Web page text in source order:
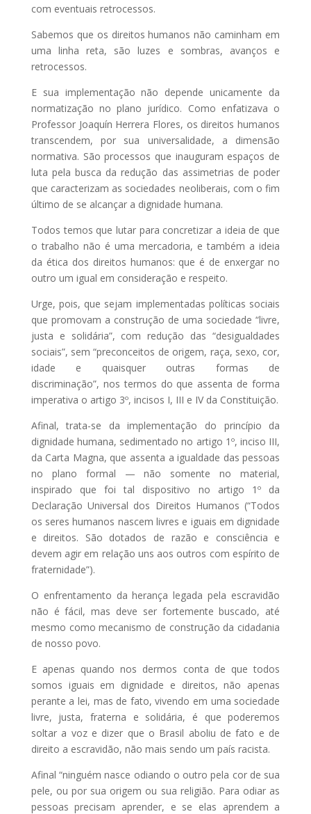
com eventuais retrocessos.
Sabemos que os direitos humanos não caminham em
uma linha reta, são luzes e sombras, avanços e
retrocessos.
E sua implementação não depende unicamente da
normatização no plano jurídico. Como enfatizava o
Professor Joaquín Herrera Flores, os direitos humanos
transcendem, por sua universalidade, a dimensão
normativa. São processos que inauguram espaços de
luta pela busca da redução das assimetrias de poder
que caracterizam as sociedades neoliberais, com o fim
último de se alcançar a dignidade humana.
Todos temos que lutar para concretizar a ideia de que
o trabalho não é uma mercadoria, e também a ideia
da ética dos direitos humanos: que é de enxergar no
outro um igual em consideração e respeito.
Urge, pois, que sejam implementadas políticas sociais
que promovam a construção de uma sociedade “livre,
justa e solidária”, com redução das “desigualdades
sociais”, sem “preconceitos de origem, raça, sexo, cor,
idade e quaisquer outras formas de
discriminação”, nos termos do que assenta de forma
imperativa o artigo 3º, incisos I, III e IV da Constituição.
Afinal, trata-se da implementação do princípio da
dignidade humana, sedimentado no artigo 1º, inciso III,
da Carta Magna, que assenta a igualdade das pessoas
no plano formal — não somente no material,
inspirado que foi tal dispositivo no artigo 1º da
Declaração Universal dos Direitos Humanos (“Todos
os seres humanos nascem livres e iguais em dignidade
e direitos. São dotados de razão e consciência e
devem agir em relação uns aos outros com espírito de
fraternidade”).
O enfrentamento da herança legada pela escravidão
não é fácil, mas deve ser fortemente buscado, até
mesmo como mecanismo de construção da cidadania
de nosso povo.
E apenas quando nos dermos conta de que todos
somos iguais em dignidade e direitos, não apenas
perante a lei, mas de fato, vivendo em uma sociedade
livre, justa, fraterna e solidária, é que poderemos
soltar a voz e dizer que o Brasil aboliu de fato e de
direito a escravidão, não mais sendo um país racista.
Afinal “ninguém nasce odiando o outro pela cor de sua
pele, ou por sua origem ou sua religião. Para odiar as
pessoas precisam aprender, e se elas aprendem a